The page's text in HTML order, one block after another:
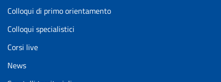
Colloqui di primo orientamento
Colloqui specialistici
Corsi live
News